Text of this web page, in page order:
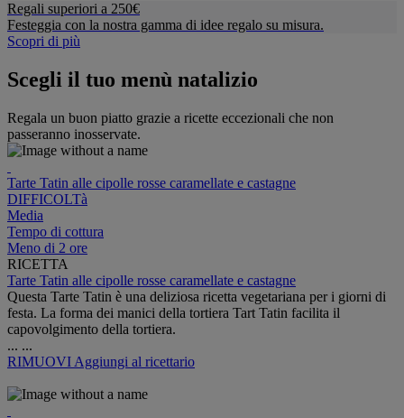
Regali superiori a 250€
Festeggia con la nostra gamma di idee regalo su misura.
Scopri di più
Scegli il tuo menù natalizio
Regala un buon piatto grazie a ricette eccezionali che non
passeranno inosservate.
Tarte Tatin alle cipolle rosse caramellate e castagne
DIFFICOLTà
Media
Tempo di cottura
Meno di 2 ore
RICETTA
Tarte Tatin alle cipolle rosse caramellate e castagne
Questa Tarte Tatin è una deliziosa ricetta vegetariana per i giorni di
festa. La forma dei manici della tortiera Tart Tatin facilita il
capovolgimento della tortiera.
... ...
RIMUOVI Aggiungi al ricettario